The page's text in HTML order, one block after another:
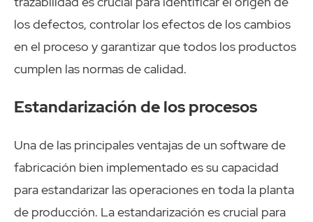
los defectos, controlar los efectos de los cambios
en el proceso y garantizar que todos los productos
cumplen las normas de calidad.
Estandarización de los procesos
Una de las principales ventajas de un software de
fabricación bien implementado es su capacidad
para estandarizar las operaciones en toda la planta
de producción. La estandarización es crucial para